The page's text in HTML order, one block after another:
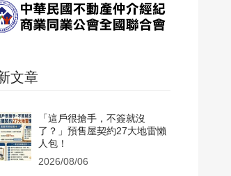
文章
「這戶很搶手，不簽就沒
了？」預售屋契約27大地雷懶
人包！
2026/08/06